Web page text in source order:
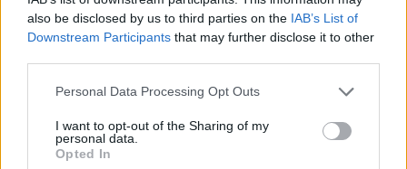
also be disclosed by us to third parties on the IAB’s List of
Downstream Participants that may further disclose it to other
Please note that this website/app uses one or more Google
not limited to your visit or usage behaviour. You may click to
grant or deny consent to Google and its third-party tags to
use your data for below specified purposes in below Google
Personal Data Processing Opt Outs
I want to opt-out of the Sharing of my
personal data.
Opted In
RaitisLogins: Ja nespēs
vienoties, prognozēju, ka